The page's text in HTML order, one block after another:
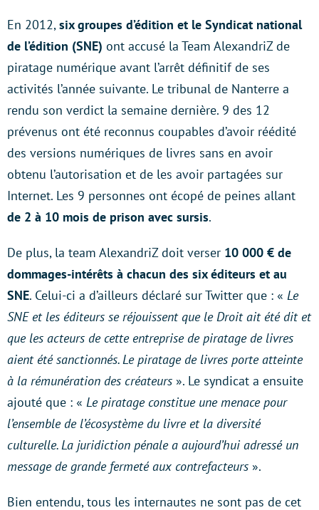
En 2012,six groupes d’édition et le Syndicat national
de l’édition (SNE) ont accusé la Team AlexandriZ de
piratage numérique avant l’arrêt définitif de ses
activités l’année suivante. Le tribunal de Nanterre a
rendu son verdict la semaine dernière. 9 des 12
prévenus ont été reconnus coupables d’avoir réédité
des versions numériques de livres sans en avoir
obtenu l’autorisation et de les avoir partagées sur
Internet. Les 9 personnes ont écopé de peines allant
de 2 à 10 mois de prison avec sursis.
De plus, la team AlexandriZ doit verser 10 000 € de
dommages-intérêts à chacun des six éditeurs et au
SNE. Celui-ci a d’ailleurs déclaré sur Twitter que : « Le
SNE et les éditeurs se réjouissent que le Droit ait été dit et
que les acteurs de cette entreprise de piratage de livres
aient été sanctionnés. Le piratage de livres porte atteinte
à la rémunération des créateurs ». Le syndicat a ensuite
ajouté que : « Le piratage constitue une menace pour
l’ensemble de l’écosystème du livre et la diversité
culturelle. La juridiction pénale a aujourd’hui adressé un
message de grande fermeté aux contrefacteurs ».
Bien entendu, tous les internautes ne sont pas de cet